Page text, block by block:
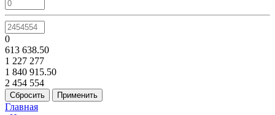
0
613 638.50
1 227 277
1 840 915.50
2 454 554
Главная